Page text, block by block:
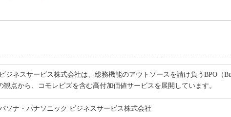
ジネスサービス株式会社は、総務機能のアウトソースを請け負うBPO（
観点から、コモレビズを含む高付加価値サービスを展開しています。
ソナ・パナソニック ビジネスサービス株式会社